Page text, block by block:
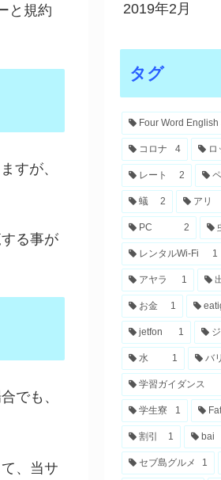
と規約
すが、
る事が
でも、
、当サ
2019年2月
タグ
Four Word
コロナ 4 ロ
レート 2
蟻 2 アリ
PC 2
レンタルWi-Fi 1
アヤラ 1
お金 1
jetfon 1
水 1 バ
学習ガイダンス
学生寮 1
割引 1 bai
セブ島グルメ 1